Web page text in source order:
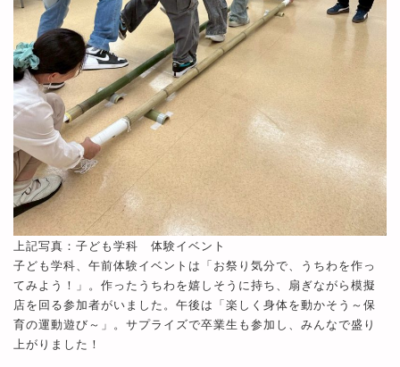
上記写真：子ども学科 体験イベント
子ども学科、午前体験イベントは「お祭り気分で、うちわを作っ
てみよう！」。作ったうちわを嬉しそうに持ち、扇ぎながら模擬
店を回る参加者がいました。午後は「楽しく身体を動かそう～保
育の運動遊び～」。サプライズで卒業生も参加し、みんなで盛り
上がりました！